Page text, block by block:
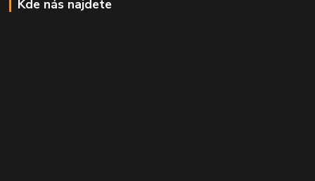
Kde nás najdete